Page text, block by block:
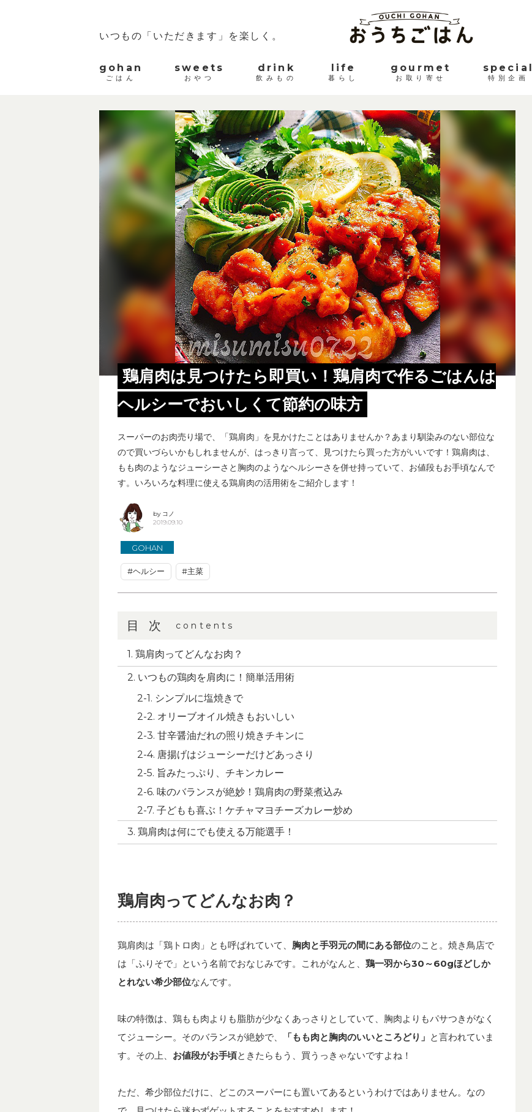
いつもの「いただきます」を楽しく。
gohan
ごはん
sweets
おやつ
drink
飲みもの
life
暮らし
gourmet
お取り寄せ
special
特別企画
出典 : @misumisu0722
鶏肩肉は見つけたら即買い！鶏肩肉で作るごはんは
ヘルシーでおいしくて節約の味方
スーパーのお肉売り場で、「鶏肩肉」を見かけたことはありませんか？あまり馴染みのない部位な
ので買いづらいかもしれませんが、はっきり言って、見つけたら買った方がいいです！鶏肩肉は、
もも肉のようなジューシーさと胸肉のようなヘルシーさを併せ持っていて、お値段もお手頃なんで
す。いろいろな料理に使える鶏肩肉の活用術をご紹介します！
by コノ
2019.09.10
GOHAN
#ヘルシー #主菜
目次 contents
鶏肩肉ってどんなお肉？
いつもの鶏肉を肩肉に！簡単活用術
シンプルに塩焼きで
オリーブオイル焼きもおいしい
甘辛醤油だれの照り焼きチキンに
唐揚げはジューシーだけどあっさり
旨みたっぷり、チキンカレー
味のバランスが絶妙！鶏肩肉の野菜煮込み
子どもも喜ぶ！ケチャマヨチーズカレー炒め
鶏肩肉は何にでも使える万能選手！
鶏肩肉ってどんなお肉？
鶏肩肉は「鶏トロ肉」とも呼ばれていて、 胸肉と手羽元の間にある部位のこと。焼き鳥店で
は「ふりそで」という名前でおなじみです。これがなんと、 鶏一羽から30～60gほどしか
とれない希少部位なんです。
味の特徴は、鶏もも肉よりも脂肪が少なくあっさりとしていて、胸肉よりもパサつきがなく
てジューシー。そのバランスが絶妙で、
「もも肉と胸肉のいいところどり」 と言われていま
す。その上、 お値段がお手頃ときたらもう、買うっきゃないですよね！
ただ、希少部位だけに、どこのスーパーにも置いてあるというわけではありません。なの